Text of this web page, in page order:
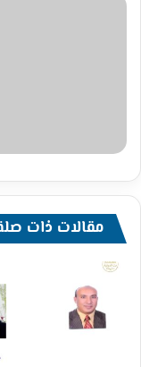
مقالات ذات